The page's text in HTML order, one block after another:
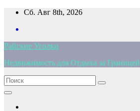
Перейти
содержимому
Сб. Авг 8th, 2026
Райские Уголки
Недвижимость для Отдыха за Границей